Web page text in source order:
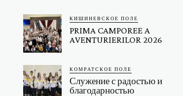
КИШИНЕВСКОЕ ПОЛЕ
PRIMA CAMPOREE A
AVENTURIERILOR 2026
КОМРАТСКОЕ ПОЛЕ
Служение с радостью и
благодарностью